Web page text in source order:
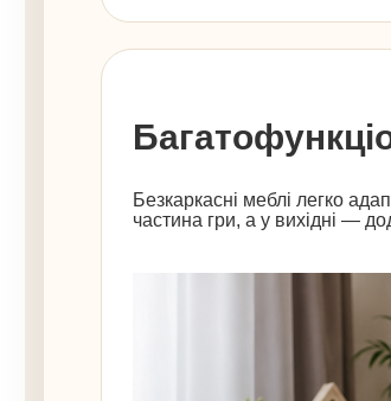
Безкаркасні меблі легко
частина гри, а у вихідні —